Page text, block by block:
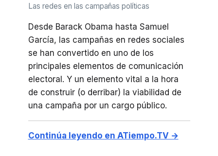
Las redes en las campañas políticas
Desde Barack Obama hasta Samuel
García, las campañas en redes sociales
se han convertido en uno de los
principales elementos de comunicación
electoral. Y un elemento vital a la hora
de construir (o derribar) la viabilidad de
una campaña por un cargo público.
Continúa leyendo en ATiempo.TV →